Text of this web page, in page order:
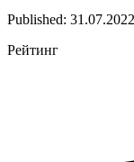
Published:
Рейтинг